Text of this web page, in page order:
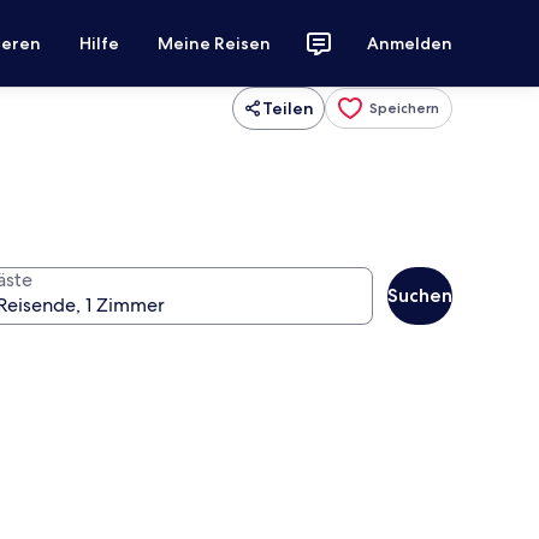
Hilfe Meine Reisen Anmelden
Teilen Speichern
Suchen